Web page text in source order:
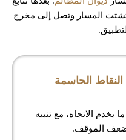
المسار وتصل إلى مخرج
النقاط الحاسمة
يخدم الاتجاه، مع تنبيه
الموقف.